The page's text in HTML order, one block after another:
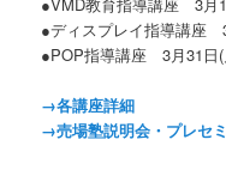
●ディスプレイ指導講座
●POP指導講座 3月31日(
→各講座詳細
→売場塾説明会・プレセ